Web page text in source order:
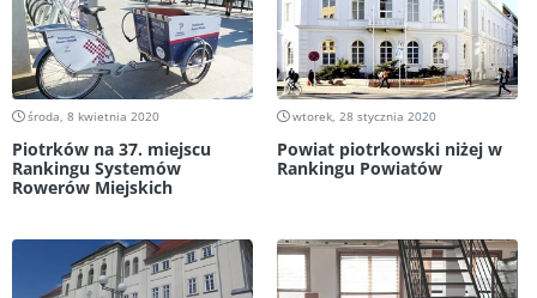
środa, 8 kwietnia 2020
Piotrków na 37. miejscu
Rankingu Systemów
Rowerów Miejskich
wtorek, 28 stycznia 2020
Powiat piotrkowski niżej w
Rankingu Powiatów